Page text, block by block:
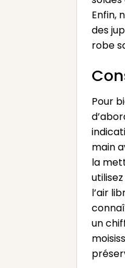
Enfin,
des
robe
Pour
main
la
l’air
un